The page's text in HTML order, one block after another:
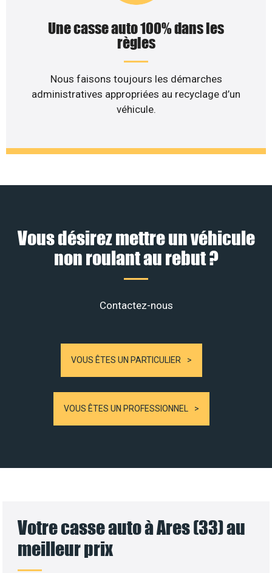
Une casse auto 100% dans les
règles
Nous faisons toujours les démarches
administratives appropriées au recyclage d’un
véhicule.
Vous désirez mettre un véhicule
non roulant au rebut ?
Contactez-nous
VOUS ÊTES UN PARTICULIER
VOUS ÊTES UN PROFESSIONNEL
Votre casse auto à Ares (33) au
meilleur prix